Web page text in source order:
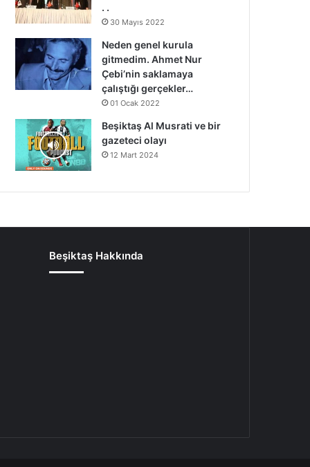
. .
30 Mayıs 2022
Neden genel kurula
gitmedim. Ahmet Nur
Çebi’nin saklamaya
çalıştığı gerçekler…
01 Ocak 2022
Beşiktaş Al Musrati ve bir
gazeteci olayı
12 Mart 2024
Beşiktaş Hakkında